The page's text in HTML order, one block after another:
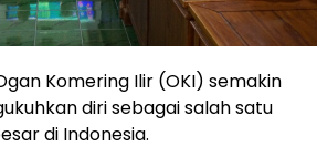
Komering Ilir (OKI) semakin
diri sebagai salah satu
di Indonesia.